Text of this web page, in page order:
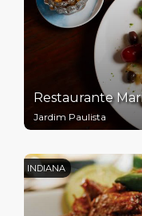
Restaurante
Jardim Paulista
INDIANA